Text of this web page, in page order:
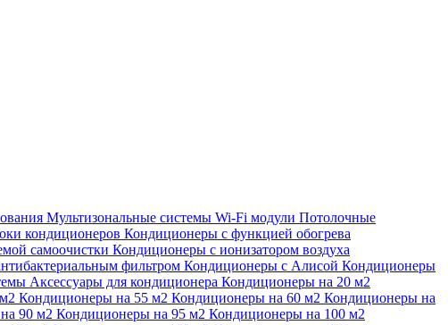
Мультизональные системы Wi-Fi модули Потолочные
кондиционеров Кондиционеры с функцией обогрева
самоочистки Кондиционеры с ионизатором воздуха
фильтром Кондиционеры с Алисой Кондиционеры
Аксессуары для кондиционера Кондиционеры на 20 м2
Кондиционеры на 55 м2 Кондиционеры на 60 м2 Кондиционеры на
90 м2 Кондиционеры на 95 м2 Кондиционеры на 100 м2